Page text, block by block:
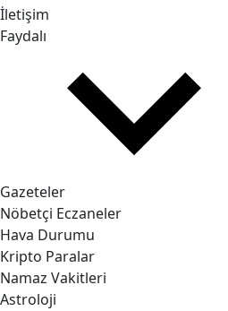
İletişim
Faydalı
Gazeteler
Nöbetçi Eczaneler
Hava Durumu
Kripto Paralar
Namaz Vakitleri
Astroloji